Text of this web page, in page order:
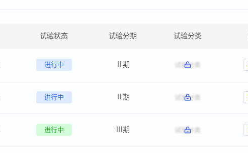
试验状态 试验分期 试验分类
进行中 Ⅱ期
进行中 Ⅱ期
进行中 Ⅲ期